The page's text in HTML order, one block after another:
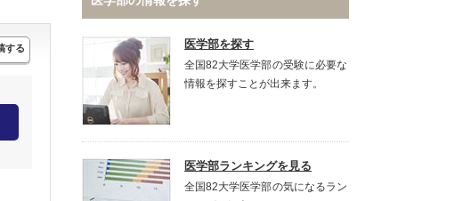
する 医学部を探す
全国82大学医学部の受験に必要な
情報を探すことが出来ます。
医学部ランキングを見る
全国82大学医学部の気になるラン